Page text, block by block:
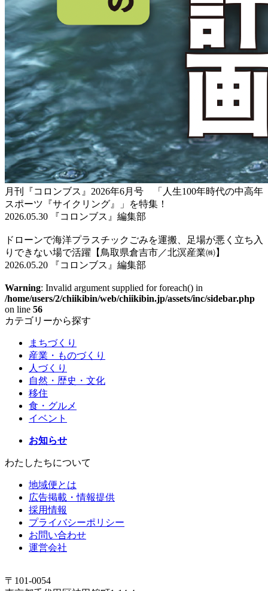
月刊『コロンブス』2026年6月号 「人生100年時代の中高年
スポーツ『サイクリング』」を特集！
2026.05.30 『コロンブス』編集部
ドローンで海洋プラスチックごみを運搬、足場が悪く立ち入
りできない場で活躍【鳥取県倉吉市／北溟産業㈱】
2026.05.20 『コロンブス』編集部
Warning: Invalid argument supplied for foreach() in
/home/users/2/chiikibin/web/chiikibin.jp/assets/inc/sidebar.php
on line 56
カテゴリーから探す
まちづくり
産業・ものづくり
人づくり
自然・歴史・文化
移住
食・グルメ
イベント
お知らせ
わたしたちについて
地域便とは
広告掲載・情報提供
採用情報
プライバシーポリシー
お問い合わせ
運営会社
〒101-0054